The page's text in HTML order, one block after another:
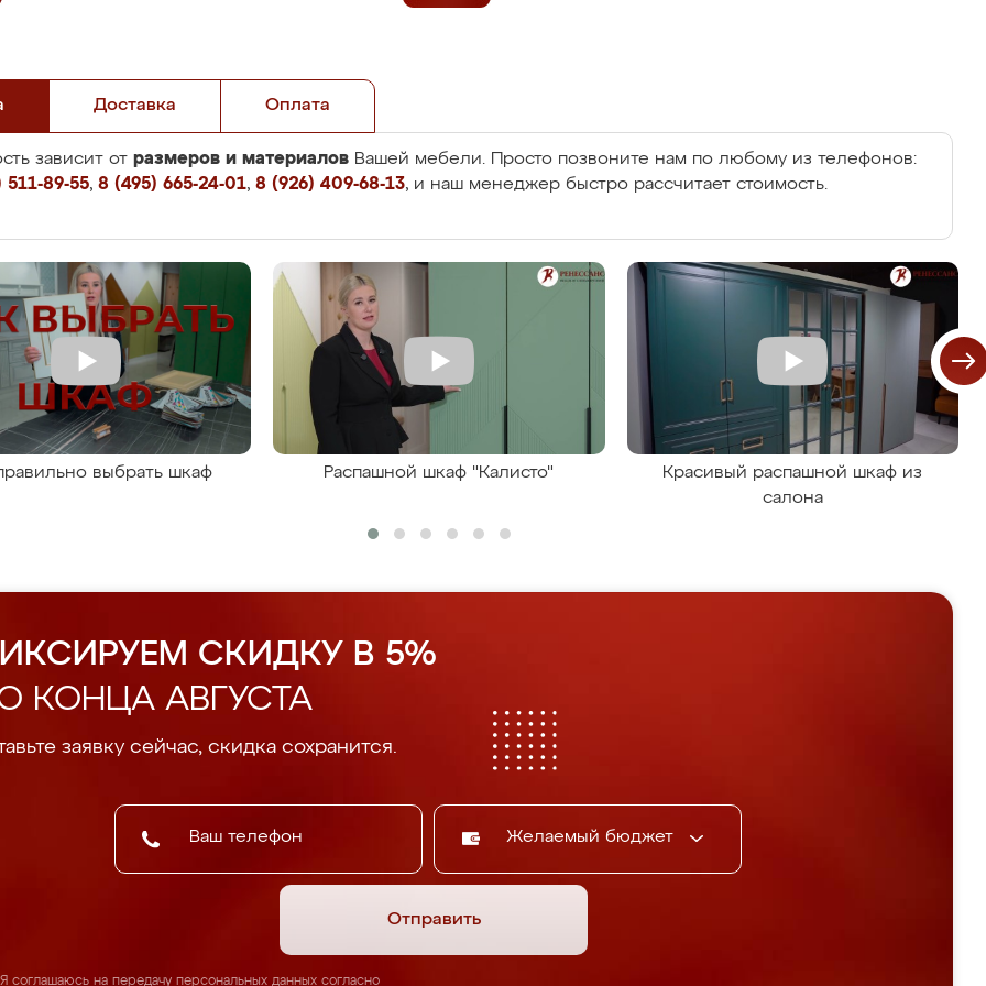
Доставка Оплата
зависит от размеров и материалов Вашей мебели. Просто позвоните нам по любому из телефонов:
89-55, 8 (495) 665-24-01, 8 (926) 409-68-13, и наш менеджер быстро рассчитает стоимость.
выбрать шкаф Распашной шкаф "Калисто"
Красивый распашной шкаф из
салона
СКИДКУ В 5%
КОНЦА АВГУСТА
заявку сейчас, скидка сохранится.
Желаемый бюджет
Отправить
Я соглашаюсь на передачу персональных данных согласно